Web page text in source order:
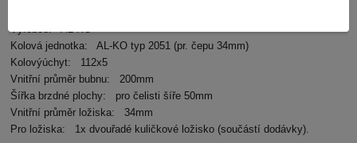
Kolová jednotka: AL-KO typ 2051 (pr. čepu 34mm)
Kolovýúchyt: 112x5
Vnitřní průměr bubnu: 200mm
Šířka brzdné plochy: pro čelisti šíře 50mm
Vnitřní průměr ložiska: 34mm
Pro ložiska: 1x dvouřadé kuličkové ložisko (součástí dodávky).